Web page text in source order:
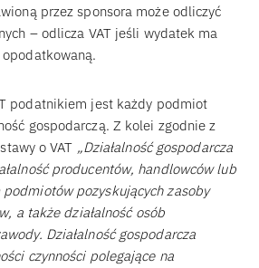
przez sponsora może odliczyć
– odlicza VAT jeśli wydatek ma
podatnikiem jest każdy podmiot
gospodarczą. Z kolei zgodnie z
o VAT „Działalność gospodarcza
producentów, handlowców lub
podmiotów pozyskujących zasoby
a także działalność osób
Działalność gospodarcza
czynności polegające na